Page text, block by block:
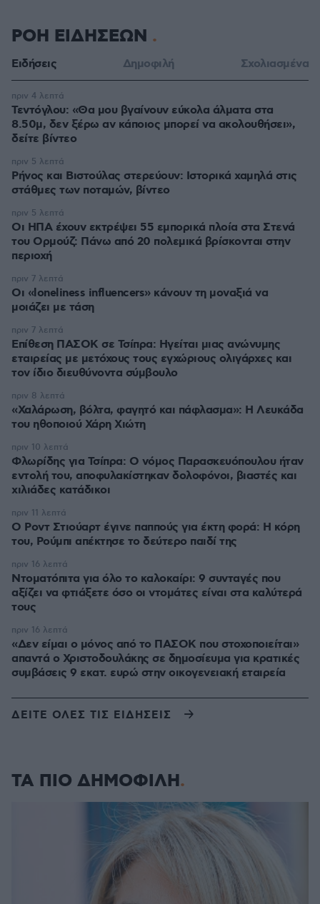
ΡΟΗ ΕΙΔΗΣΕΩΝ
Ειδήσεις Δημοφιλή Σχολιασμένα
Τεντόγλου: «Θα μου βγαίνουν εύκολα άλματα στα
8.50μ, δεν ξέρω αν κάποιος μπορεί να ακολουθήσει»,
δείτε βίντεο
πριν 4 λεπτά
Ρήνος και Βιστούλας στερεύουν: Ιστορικά χαμηλά στις
στάθμες των ποταμών, βίντεο
πριν 5 λεπτά
Οι ΗΠΑ έχουν εκτρέψει 55 εμπορικά πλοία στα Στενά
του Ορμούζ: Πάνω από 20 πολεμικά βρίσκονται στην
περιοχή
πριν 5 λεπτά
Οι «loneliness influencers» κάνουν τη μοναξιά να
μοιάζει με τάση
πριν 7 λεπτά
Επίθεση ΠΑΣΟΚ σε Τσίπρα: Ηγείται μιας ανώνυμης
εταιρείας με μετόχους τους εγχώριους ολιγάρχες και
τον ίδιο διευθύνοντα σύμβουλο
πριν 7 λεπτά
«Χαλάρωση, βόλτα, φαγητό και πάφλασμα»: Η Λευκάδα
του ηθοποιού Χάρη Χιώτη
πριν 8 λεπτά
Φλωρίδης για Τσίπρα: Ο νόμος Παρασκευόπουλου ήταν
εντολή του, αποφυλακίστηκαν δολοφόνοι, βιαστές και
χιλιάδες κατάδικοι
πριν 10 λεπτά
Ο Ροντ Στιούαρτ έγινε παππούς για έκτη φορά: Η κόρη
του, Ρούμπι απέκτησε το δεύτερο παιδί της
πριν 11 λεπτά
Ντοματόπιτα για όλο το καλοκαίρι: 9 συνταγές που
αξίζει να φτιάξετε όσο οι ντομάτες είναι στα καλύτερά
τους
πριν 16 λεπτά
«Δεν είμαι ο μόνος από το ΠΑΣΟΚ που στοχοποιείται»
απαντά ο Χριστοδουλάκης σε δημοσίευμα για κρατικές
συμβάσεις 9 εκατ. ευρώ στην οικογενειακή εταιρεία
πριν 16 λεπτά
ΔΕΙΤΕ ΟΛΕΣ ΤΙΣ ΕΙΔΗΣΕΙΣ
ΤΑ ΠΙΟ ΔΗΜΟΦΙΛΗ